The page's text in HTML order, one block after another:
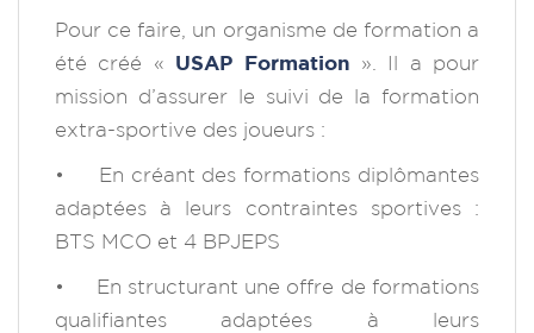
Pour ce faire, un organisme de formation a
été créé « USAP Formation ». Il a pour
mission d’assurer le suivi de la formation
extra-sportive des joueurs :
• En créant des formations diplômantes
adaptées à leurs contraintes sportives :
BTS MCO et 4 BPJEPS
• En structurant une offre de formations
qualifiantes adaptées à leurs